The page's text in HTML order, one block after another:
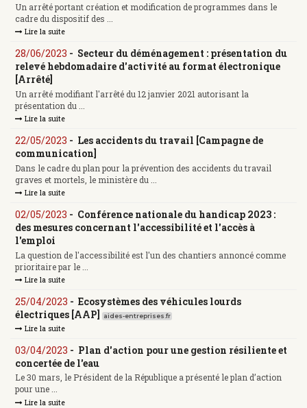
Un arrêté portant création et modification de programmes dans le
cadre du dispositif des ...
Lire la suite
28/06/2023 - Secteur du déménagement : présentation du
relevé hebdomadaire d'activité au format électronique
[Arrêté]
Un arrêté modifiant l'arrêté du 12 janvier 2021 autorisant la
présentation du ...
Lire la suite
22/05/2023 - Les accidents du travail [Campagne de
communication]
Dans le cadre du plan pour la prévention des accidents du travail
graves et mortels, le ministère du ...
Lire la suite
02/05/2023 - Conférence nationale du handicap 2023 :
des mesures concernant l'accessibilité et l'accès à
l'emploi
La question de l'accessibilité est l'un des chantiers annoncé comme
prioritaire par le ...
Lire la suite
25/04/2023 - Ecosystèmes des véhicules lourds
électriques [AAP]
aides-entreprises.fr
Lire la suite
03/04/2023 - Plan d'action pour une gestion résiliente et
concertée de l'eau
Le 30 mars, le Président de la République a présenté le plan d’action
pour une ...
Lire la suite